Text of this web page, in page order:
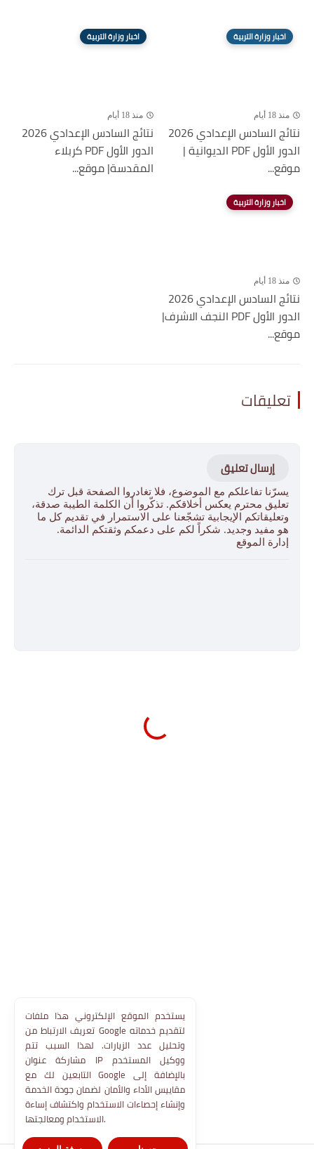
اخبار وزارة التربية
منذ 18 أيام
نتائج السادس الإعدادي 2026
الدور الأول PDF الديوانية |
موقع...
اخبار وزارة التربية
منذ 18 أيام
نتائج السادس الإعدادي 2026
الدور الأول PDF كربلاء
المقدسة| موقع...
اخبار وزارة التربية
منذ 18 أيام
نتائج السادس الإعدادي 2026
الدور الأول PDF النجف الاشرف|
موقع...
تعليقات
إرسال تعليق
يسرّنا تفاعلكم مع الموضوع، فلا تغادروا الصفحة قبل ترك
تعليق محترم يعكس أخلاقكم. تذكّروا أن الكلمة الطيبة صدقة،
وتعليقاتكم الإيجابية تشجّعنا على الاستمرار في تقديم كل ما
هو مفيد وجديد. شكراً لكم على دعمكم وثقتكم الدائمة.
إدارة الموقع
يستخدم الموقع الإلكتروني هذا ملفات
تعريف الارتباط من Google لتقديم خدماته
وتحليل عدد الزيارات. لهذا السبب تتم
مشاركة عنوان IP ووكيل المستخدم
التابعين لك مع Google بالإضافة إلى
مقاييس الأداء والأمان لضمان جودة الخدمة
وإنشاء إحصاءات الاستخدام واكتشاف إساءة
الاستخدام ومعالجتها.